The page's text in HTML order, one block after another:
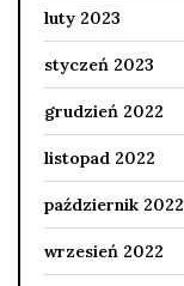
luty 2023
styczeń 2023
grudzień 2022
listopad 2022
październik 2022
wrzesień 2022